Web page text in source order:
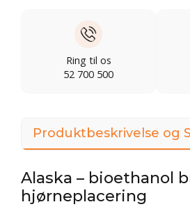
Ring til os
52 700 500
Produktbeskrivelse og
Alaska – bioethanol
hjørneplacering